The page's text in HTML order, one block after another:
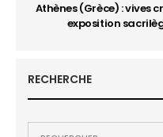
Athènes (Grèce) : vives
exposition
RECHERCHE